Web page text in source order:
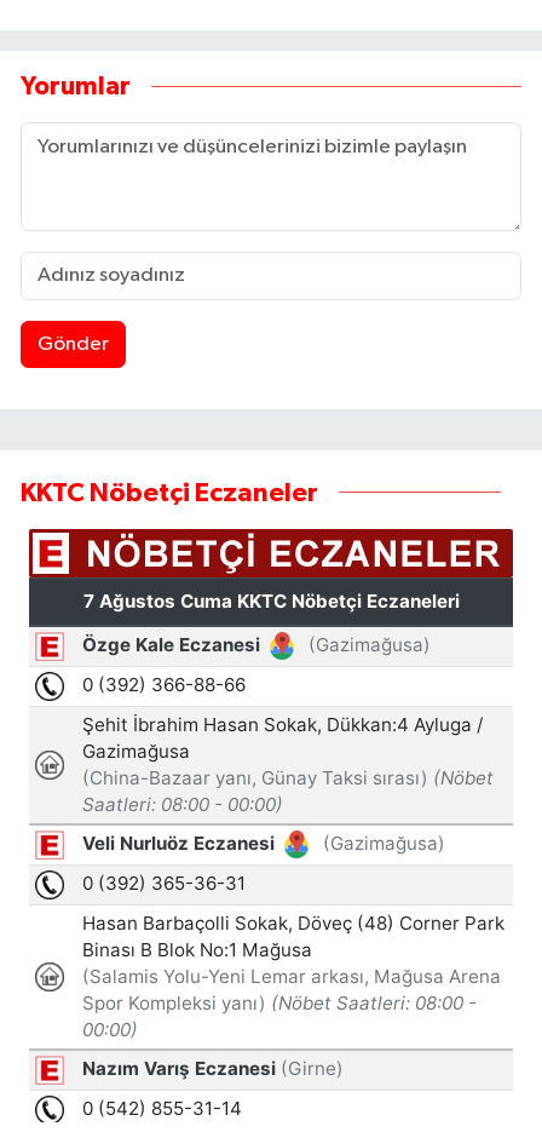
Yorumlar
Gönder
KKTC Nöbetçi Eczaneler